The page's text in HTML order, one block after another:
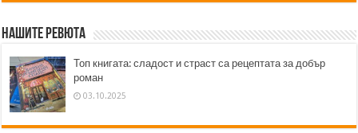
Нашите ревюта
Топ книгата: сладост и страст са рецептата за добър
роман
03.10.2025